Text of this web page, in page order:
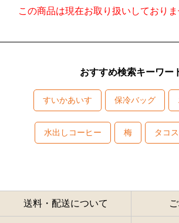
この商品は現在お取り扱いしており
おすすめ検索キーワー
すいかあいす 保冷バッグ
水出しコーヒー 梅 タコス
送料・配送について